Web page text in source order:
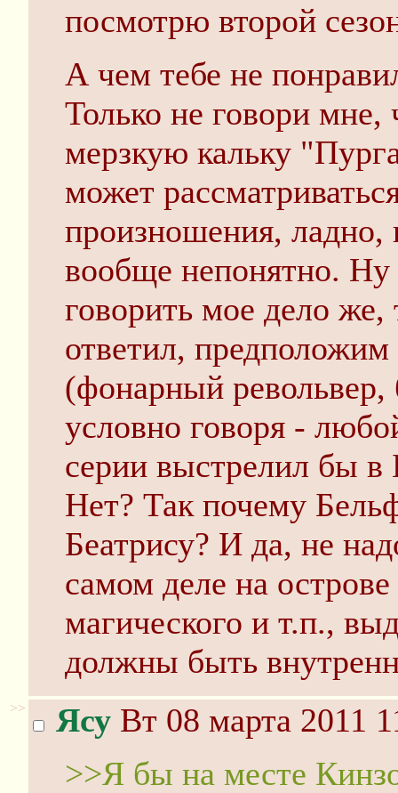
посмотрю второй
А чем тебе не
Только не говори
мерзкую кальку
может
произношения, ладно,
вообще непонятно.
говорить мое дело
ответил,
(фонарный револьвер,
условно говоря -
серии выстрелил бы в
Нет? Так почему
Беатрису? И да, не
самом деле на
магического и т.п.,
должны быть
>> Ясу Вт 08 марта 2011
>>Я бы на месте